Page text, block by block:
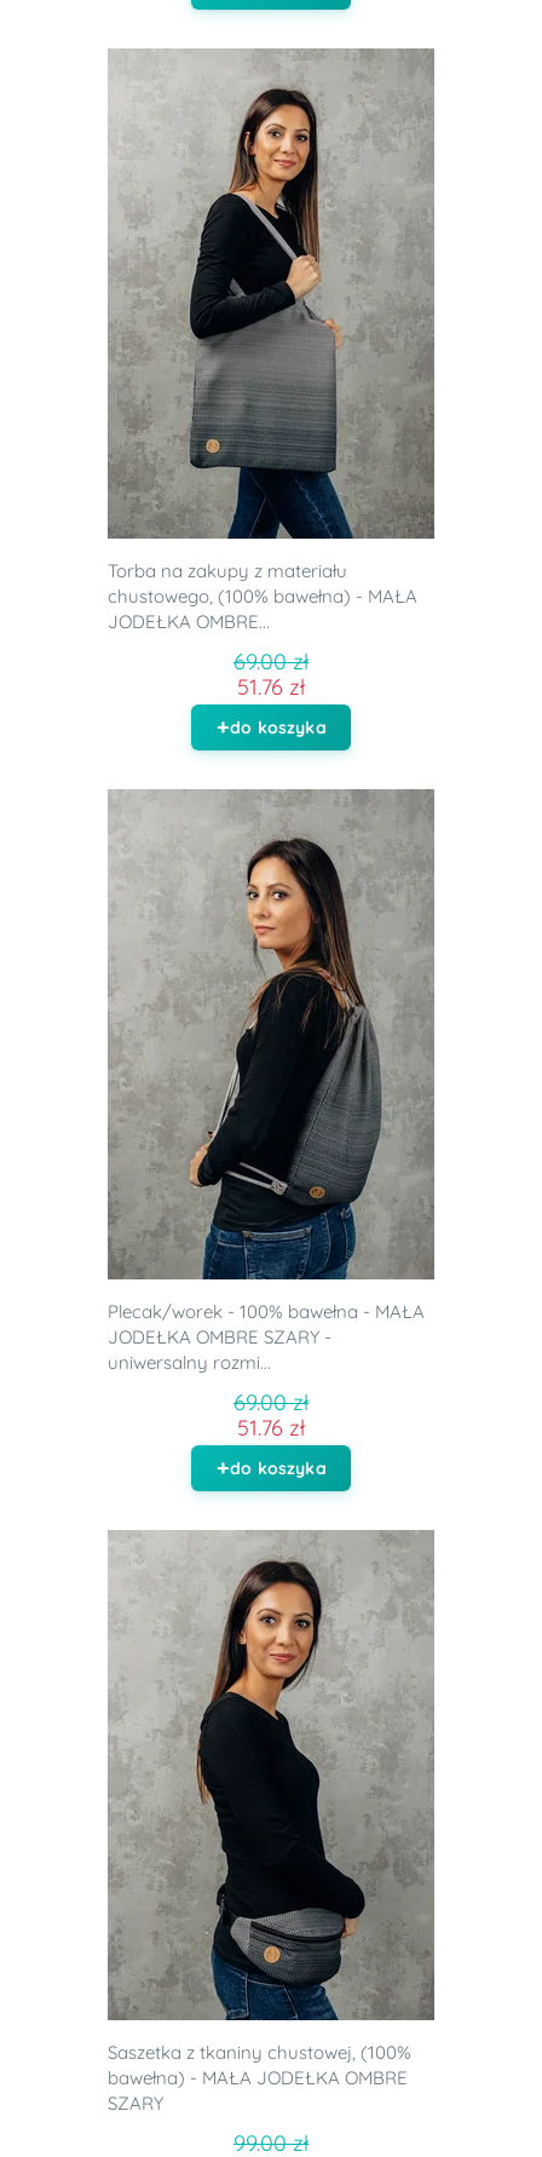
Torba na zakupy z materiału
chustowego, (100% bawełna) - MAŁA
JODEŁKA OMBRE...
69.00 zł
51.76 zł
do koszyka
Plecak/worek - 100% bawełna - MAŁA
JODEŁKA OMBRE SZARY -
uniwersalny rozmi...
69.00 zł
51.76 zł
do koszyka
Saszetka z tkaniny chustowej, (100%
bawełna) - MAŁA JODEŁKA OMBRE
SZARY
99.00 zł